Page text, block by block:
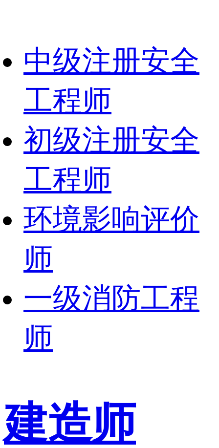
中级注册安全
工程师
初级注册安全
工程师
环境影响评价
师
一级消防工程
师
建造师